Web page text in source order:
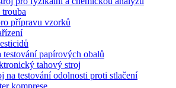
přípravu vzorků
testování papírových obalů
tahový stroj
na testování odolnosti proti stlačení
komprese